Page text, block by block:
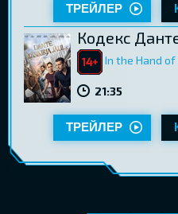
ТРЕЙЛЕР
Кодекс
In the Hand
21:35
ТРЕЙЛЕР